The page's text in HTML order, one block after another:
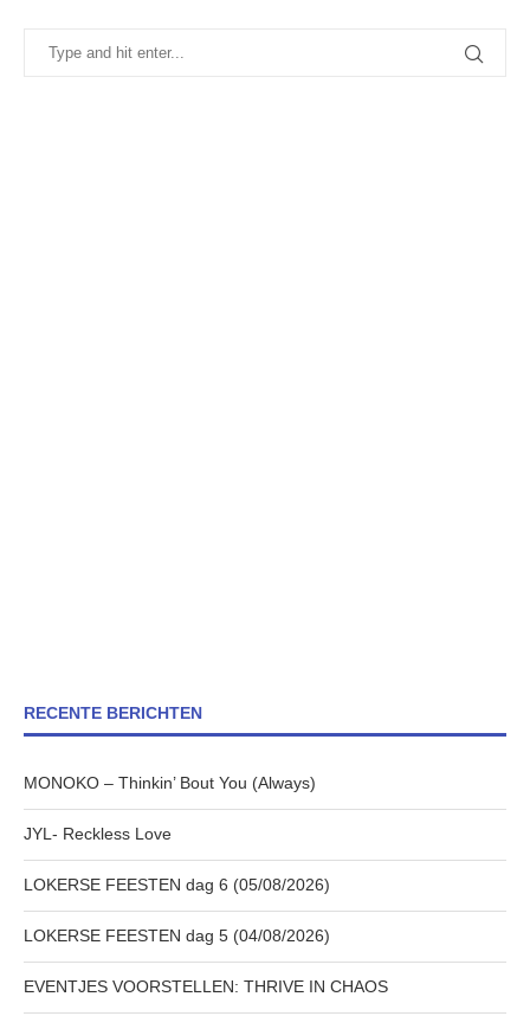
RECENTE BERICHTEN
MONOKO – Thinkin’ Bout You (Always)
JYL- Reckless Love
LOKERSE FEESTEN dag 6 (05/08/2026)
LOKERSE FEESTEN dag 5 (04/08/2026)
EVENTJES VOORSTELLEN: THRIVE IN CHAOS